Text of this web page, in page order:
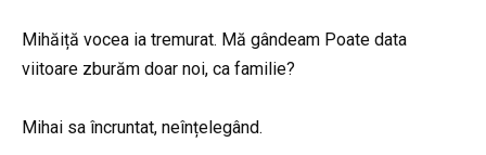
Mihăiță vocea ia tremurat. Mă gândeam Poate data
viitoare zburăm doar noi, ca familie?
Mihai sa încruntat, neînțelegând.